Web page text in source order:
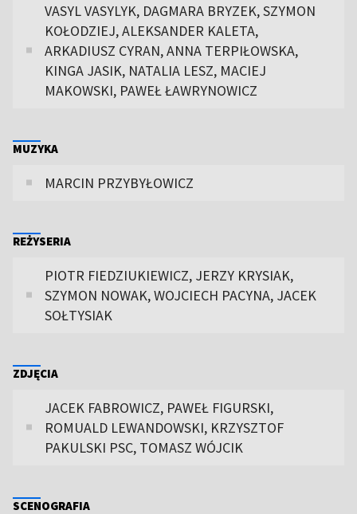
VASYL VASYLYK, DAGMARA BRYZEK, SZYMON
KOŁODZIEJ, ALEKSANDER KALETA,
ARKADIUSZ CYRAN, ANNA TERPIŁOWSKA,
KINGA JASIK, NATALIA LESZ, MACIEJ
MAKOWSKI, PAWEŁ ŁAWRYNOWICZ
MUZYKA
MARCIN PRZYBYŁOWICZ
REŻYSERIA
PIOTR FIEDZIUKIEWICZ, JERZY KRYSIAK,
SZYMON NOWAK, WOJCIECH PACYNA, JACEK
SOŁTYSIAK
ZDJĘCIA
JACEK FABROWICZ, PAWEŁ FIGURSKI,
ROMUALD LEWANDOWSKI, KRZYSZTOF
PAKULSKI PSC, TOMASZ WÓJCIK
SCENOGRAFIA